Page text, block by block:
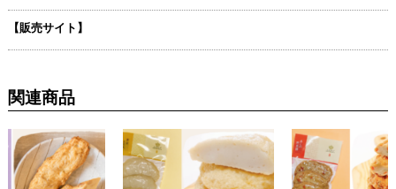
【販売サイト】
関連商品